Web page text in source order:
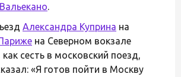
.
Александра Куприна на
на Северном вокзале
сесть в московский поезд,
«Я готов пойти в Москву